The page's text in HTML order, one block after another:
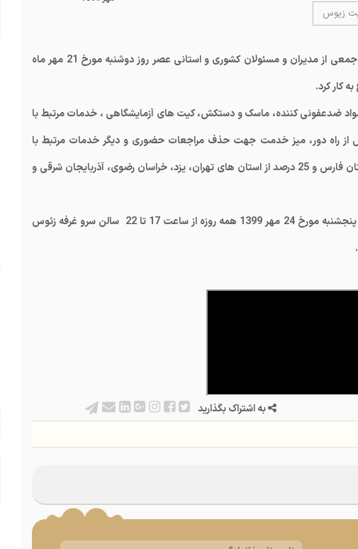
زیوس
اولین نمایشگاه تخصصی مقابله با ویروس کرونا با حضور جمعی از مدیران و مسئولان کشوری و استانی عصر روز دوشنبه مورخ 21 مهر ماه
مواد ضدعفونی کننده، ماسک و دستکش، کیت های آزمایشگاهی ، خدمات مرتبط با
از راه دور، میز خدمت جهت حذف مراجعات حضوری و دیگر خدمات مرتبط با
پیشگیری و مقابله با ویروس کرونا که 75درصد آن ها از استان فارس و 25 درصد از استان های تهران، یزد، خراسان رضوی، آذربایجان شرقی و
جهت بازدید از غرفه زئوس از روز دوشنبه 21 مهرماه تا روز پنجشنبه مورخ 24 مهر 1399 همه روزه از ساعت 17 تا 22 سالن سرو غرفه زئوس
به اشتراک بگذارید